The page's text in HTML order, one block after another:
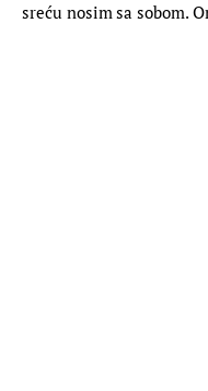
sreću nosim sa sobom.